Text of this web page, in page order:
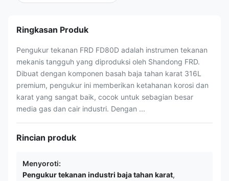
Ringkasan Produk
Pengukur tekanan FRD FD80D adalah instrumen tekanan
mekanis tangguh yang diproduksi oleh Shandong FRD.
Dibuat dengan komponen basah baja tahan karat 316L
premium, pengukur ini memberikan ketahanan korosi dan
karat yang sangat baik, cocok untuk sebagian besar
media gas dan cair industri. Dengan ...
Rincian produk
Menyoroti:
Pengukur tekanan industri baja tahan karat,